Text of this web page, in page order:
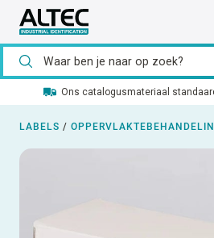
Ons catalogusmateriaal
LABELS /